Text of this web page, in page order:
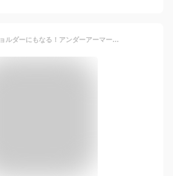
【 送料無料 】ショルダーにもなる！アンダーアーマーの2WAYクロスボディバッグ ルードン 鞄 ショルダーバッグ ポシェット ポーチ サコッシュ ユニセックス メンズ レディース ピンク ブラック コンビニ コンパクト 小物 UNDER ARMOUR 1364192